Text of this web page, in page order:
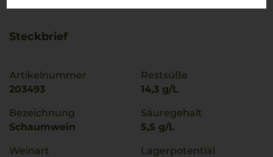
Steckbrief
Artikelnummer
203493
Bezeichnung
Schaumwein
Weinart
Restsüße
14,3 g/L
Säuregehalt
5,5 g/L
Lagerpotential